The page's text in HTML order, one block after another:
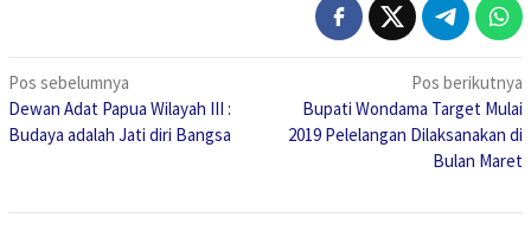
Navigasi
pos
Pos sebelumnya
Dewan Adat Papua Wilayah III :
Budaya adalah Jati diri Bangsa
Pos berikutnya
Bupati Wondama Target Mulai
2019 Pelelangan Dilaksanakan di
Bulan Maret